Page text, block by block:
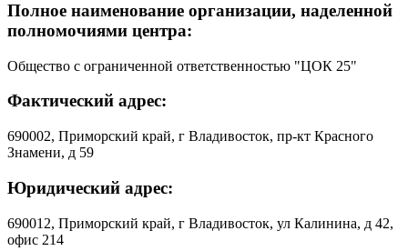
Полное наименование организации, наделенной
полномочиями центра:
Общество с ограниченной ответственностью "ЦОК 25"
Фактический адрес:
690002, Приморский край, г Владивосток, пр-кт Красного
Знамени, д 59
Юридический адрес:
690012, Приморский край, г Владивосток, ул Калинина, д 42,
офис 214